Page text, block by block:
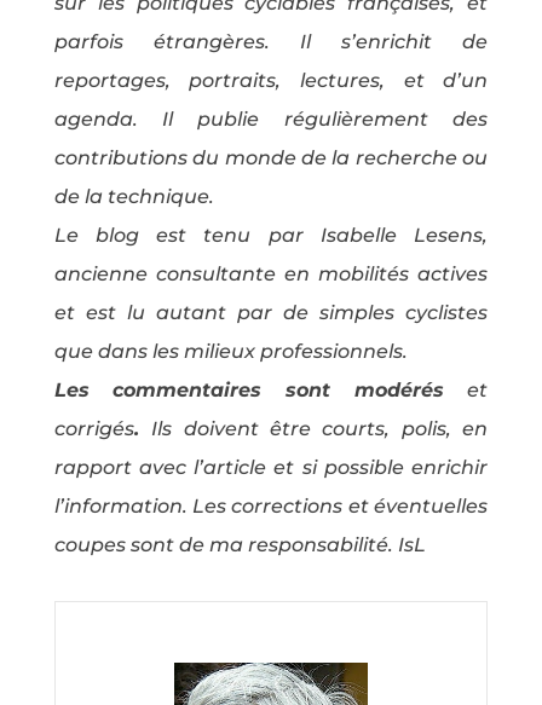
parfois étrangères. Il s’enrichit de
reportages, portraits, lectures, et d’un
agenda. Il publie régulièrement des
contributions du monde de la recherche ou
de la technique.
Le blog est tenu par Isabelle Lesens,
ancienne consultante en mobilités actives
et est lu autant par de simples cyclistes
que dans les milieux professionnels.
Les commentaires sont modéréset
corrigés. Ils doivent être courts, polis, en
rapport avec l’article et si possible enrichir
l’information. Les corrections et éventuelles
coupes sont de ma responsabilité. IsL